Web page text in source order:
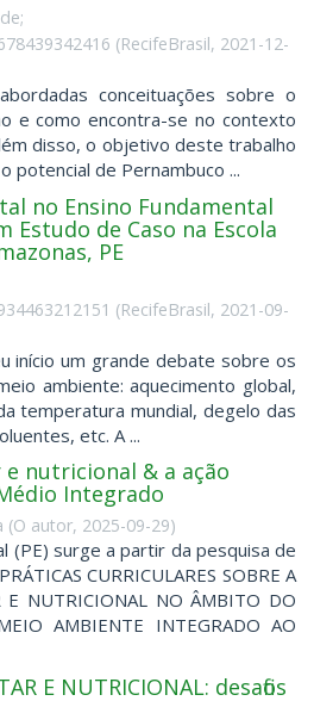
(RecifeBrasil, 2021-12-
conceituações sobre o
e como encontra-se no contexto
disso, o objetivo deste trabalho
potencial de Pernambuco ...
no Ensino Fundamental
Estudo de Caso na Escola
PE
(RecifeBrasil, 2021-09-
início um grande debate sobre os
ambiente: aquecimento global,
temperatura mundial, degelo das
etc. A ...
nutricional & a ação
Integrado
(O autor, 2025-09-29)
(PE) surge a partir da pesquisa de
CURRICULARES SOBRE A
E NUTRICIONAL NO ÂMBITO DO
AMBIENTE INTEGRADO AO
E NUTRICIONAL: desafios